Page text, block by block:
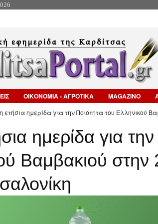
ΟΙΚΟΝΟΜΙΑ - ΑΓΡΟΤΙΚΑ MAGAZINO
ετήσια ημερίδα για την Ποιότητα του Ελληνικού
ημερίδα για
Βαμβακιού